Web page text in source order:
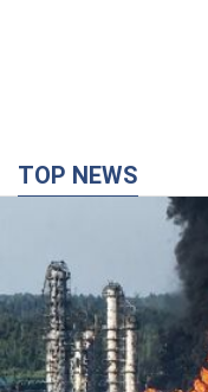
TOP NEWS